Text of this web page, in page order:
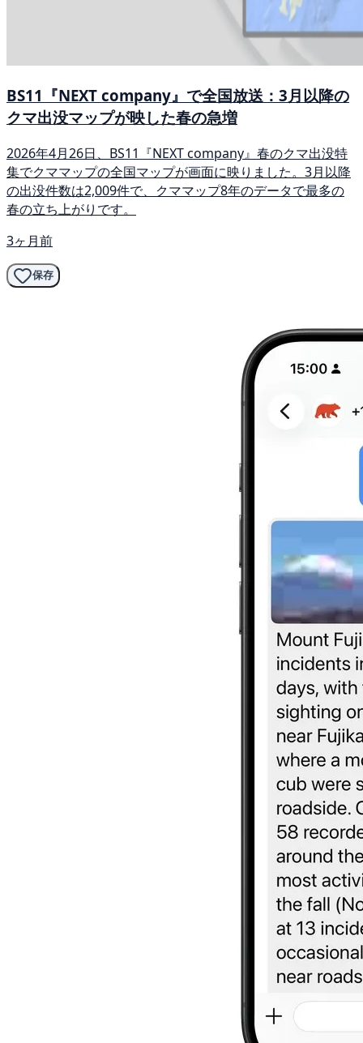
BS11『NEXT company』で全国放送：3月以降の
クマ出没マップが映した春の急増
2026年4月26日、BS11『NEXT company』春のクマ出没特
集でクママップの全国マップが画面に映りました。3月以降
の出没件数は2,009件で、クママップ8年のデータで最多の
春の立ち上がりです。
3ヶ月前
保存